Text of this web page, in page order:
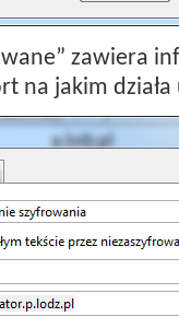
zawiera
na jakim działa